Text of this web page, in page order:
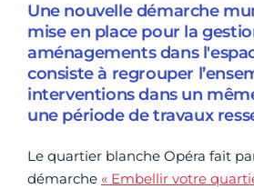
Une nouvelle démarche
mise en place pour la
aménagements dans
consiste à regrouper
interventions dans un
une période de travaux
Le quartier blanche Opéra fait
démarche « Embellir votre